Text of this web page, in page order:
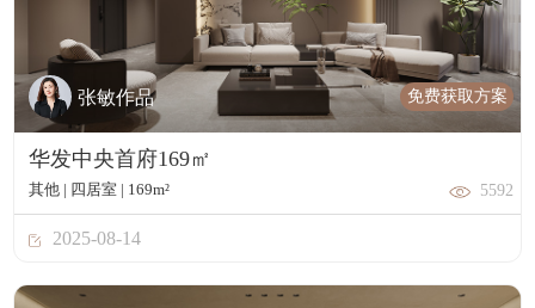
张敏作品 免费获取方案
华发中央首府169㎡
其他 | 四居室 | 169m² 5592
2025-08-14